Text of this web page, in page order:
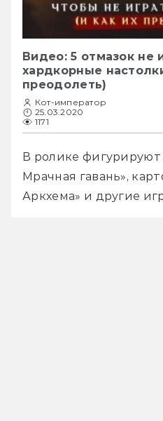
Видео: 5 отмазок не
хардкорные
преодолеть)
Кот-император
25.03.2020
1171
В ролике фигурируют
Мрачная гавань»,
Аркхема» и другие